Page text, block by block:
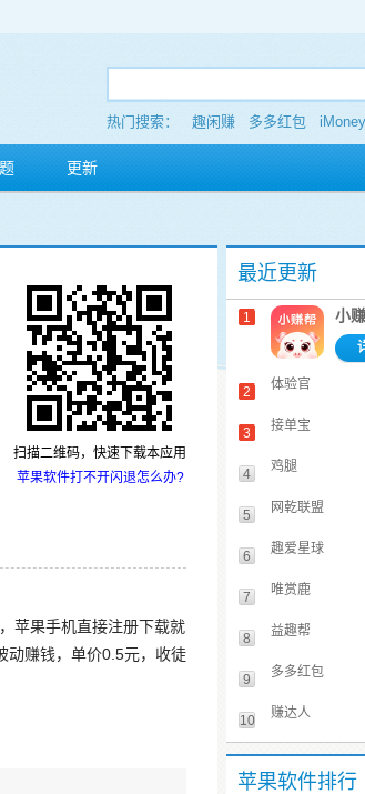
热门搜索： 趣闲赚 多多红包 iMoney
更新
扫描二维码，快速下载本应用
苹果软件打不开闪退怎么办?
，苹果手机直接注册下载就
动赚钱，单价0.5元，收徒
最近更新
1 小
2 体验官
3 接单宝
4 鸡腿
5 网乾联盟
6 趣爱星球
7 唯赏鹿
8 益趣帮
9 多多红包
10 赚达人
苹果软件排行